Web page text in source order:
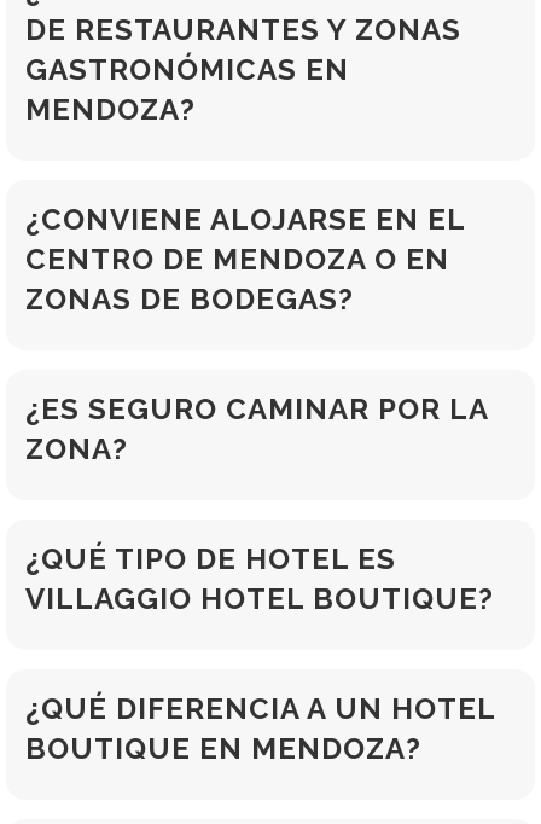
DE RESTAURANTES Y ZONAS
GASTRONÓMICAS EN
MENDOZA?
¿CONVIENE ALOJARSE EN EL
CENTRO DE MENDOZA O EN
ZONAS DE BODEGAS?
¿ES SEGURO CAMINAR POR LA
ZONA?
¿QUÉ TIPO DE HOTEL ES
VILLAGGIO HOTEL BOUTIQUE?
¿QUÉ DIFERENCIA A UN HOTEL
BOUTIQUE EN MENDOZA?